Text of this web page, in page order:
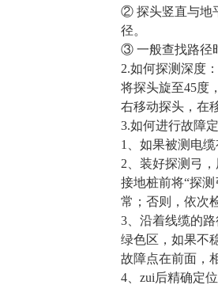
② 探头竖直与地
径。
③ 一般查找路径
2.如何探测深度：
将探头旋至45度
右移动探头，在
3.如何进行故障定
1、如果被测电
2、装好探测弓
接地桩前将“探
常；否则，依次
3、沿着线缆的
绿色区，如果不
故障点在前面，
4、zui后精确定